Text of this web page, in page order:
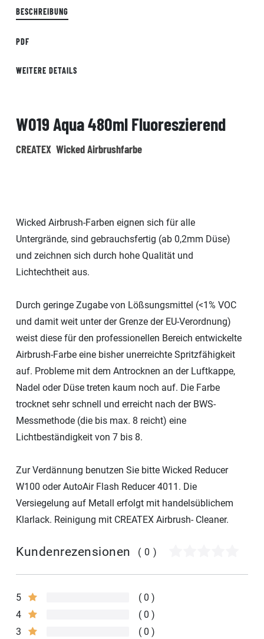
BESCHREIBUNG
PDF
WEITERE DETAILS
W019 Aqua 480ml Fluoreszierend
CREATEX Wicked Airbrushfarbe
Wicked Airbrush-Farben eignen sich für alle
Untergrände, sind gebrauchsfertig (ab 0,2mm Düse)
und zeichnen sich durch hohe Qualität und
Lichtechtheit aus.
Durch geringe Zugabe von Lößsungsmittel (<1% VOC
und damit weit unter der Grenze der EU-Verordnung)
weist diese für den professionellen Bereich entwickelte
Airbrush-Farbe eine bisher unerreichte Spritzfähigkeit
auf. Probleme mit dem Antrocknen an der Luftkappe,
Nadel oder Düse treten kaum noch auf. Die Farbe
trocknet sehr schnell und erreicht nach der BWS-
Messmethode (die bis max. 8 reicht) eine
Lichtbeständigkeit von 7 bis 8.
Zur Verdännung benutzen Sie bitte Wicked Reducer
W100 oder AutoAir Flash Reducer 4011. Die
Versiegelung auf Metall erfolgt mit handelsüblichem
Klarlack. Reinigung mit CREATEX Airbrush- Cleaner.
Kundenrezensionen (0)
5
0
4
0
3
0